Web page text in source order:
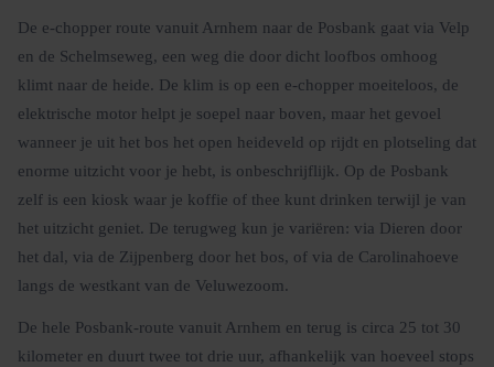
De e-chopper route vanuit Arnhem naar de Posbank gaat via Velp
en de Schelmseweg, een weg die door dicht loofbos omhoog
klimt naar de heide. De klim is op een e-chopper moeiteloos, de
elektrische motor helpt je soepel naar boven, maar het gevoel
wanneer je uit het bos het open heideveld op rijdt en plotseling dat
enorme uitzicht voor je hebt, is onbeschrijflijk. Op de Posbank
zelf is een kiosk waar je koffie of thee kunt drinken terwijl je van
het uitzicht geniet. De terugweg kun je variëren: via Dieren door
het dal, via de Zijpenberg door het bos, of via de Carolinahoeve
langs de westkant van de Veluwezoom.
De hele Posbank-route vanuit Arnhem en terug is circa 25 tot 30
kilometer en duurt twee tot drie uur, afhankelijk van hoeveel stops